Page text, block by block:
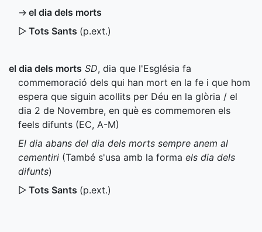
→ el dia dels morts
▷ Tots Sants (p.ext.)
el dia dels morts SD, dia que l'Església fa
commemoració dels qui han mort en la fe i que hom
espera que siguin acollits per Déu en la glòria / el
dia 2 de Novembre, en què es commemoren els
feels difunts (EC, A-M)
El dia abans del dia dels morts sempre anem al
cementiri (També s'usa amb la forma els dia dels
difunts)
▷ Tots Sants (p.ext.)